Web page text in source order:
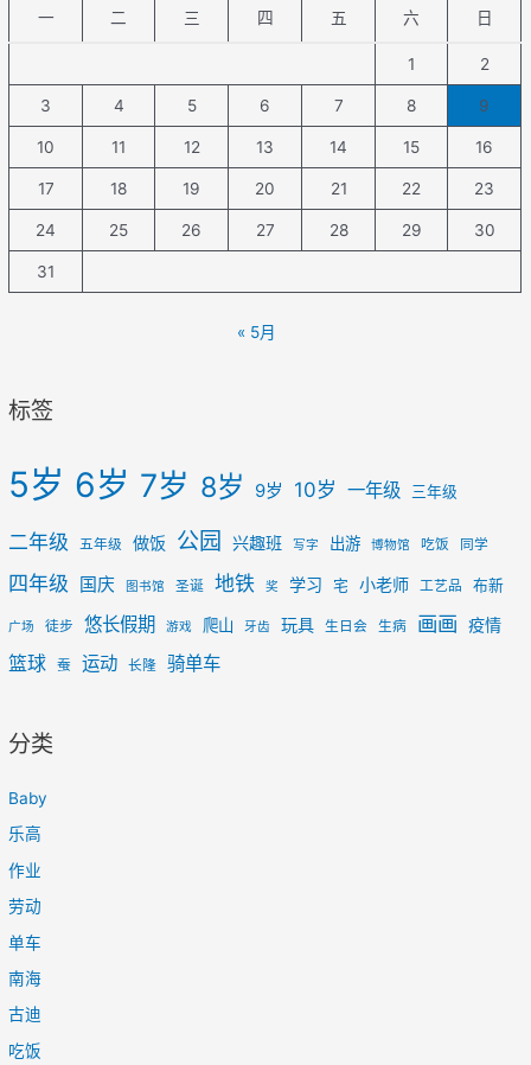
一 二 三 四 五 六 日
1 2
3 4 5 6 7 8 9
10 11 12 13 14 15 16
17 18 19 20 21 22 23
24 25 26 27 28 29 30
31
« 5月
标签
5岁 6岁 7岁 8岁 9岁 10岁 一年级 三年级
二年级 五年级 做饭 公园 兴趣班 写字 出游 博物馆 吃饭 同学
四年级 国庆 图书馆 圣诞 地铁 奖 学习 宅 小老师 工艺品 布新
广场 徒步 悠长假期 游戏 爬山 牙齿 玩具 生日会 生病 画画 疫情
篮球 蚕 运动 长隆 骑单车
分类
Baby
乐高
作业
劳动
单车
南海
古迪
吃饭